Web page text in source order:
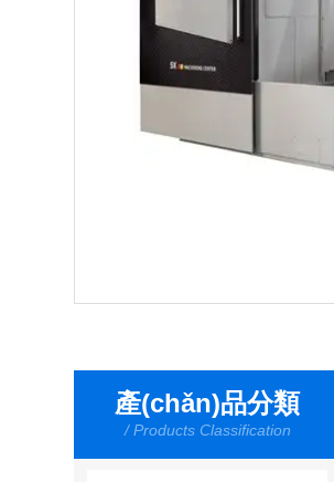
產(chǎn)品分類
/ Products Classification